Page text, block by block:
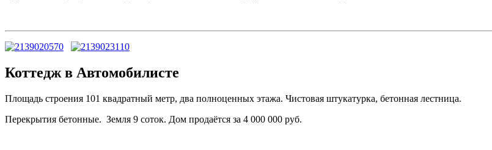
Коттедж в Автомобилисте
Площадь строения 101 квадратный метр, два полноценных этажа. Чистовая штукатурка, бетонная лестница.
Перекрытия бетонные. Земля 9 соток. Дом продаётся за 4 000 000 руб.